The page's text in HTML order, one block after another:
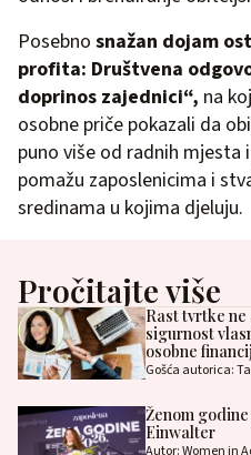
Posebno snažan dojam
profita: Društvena
doprinos zajednici“, na
osobne priče pokazali da
puno više od radnih
pomažu zaposlenicima i
sredinama u kojima djeluju.
Pročitajte više
Rast tvrtke
sigurnost
osobne
Gošća autorica:
Ženom
Einwalter
Autor: Women in